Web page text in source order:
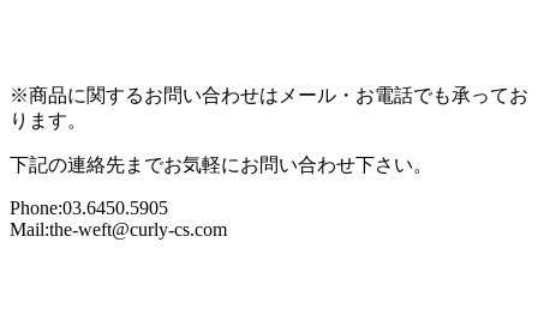
※商品に関するお問い合わせはメール・お電話でも承ってお
ります。
下記の連絡先までお気軽にお問い合わせ下さい。
Phone:03.6450.5905
Mail:the-weft@curly-cs.com